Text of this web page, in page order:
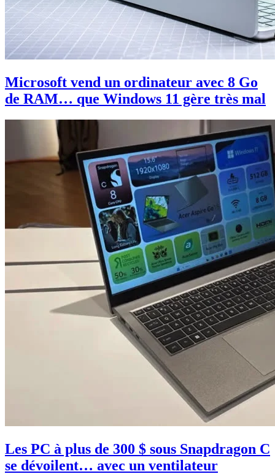
Microsoft vend un ordinateur avec 8 Go
de RAM… que Windows 11 gère très mal
Les PC à plus de 300 $ sous Snapdragon C
se dévoilent… avec un ventilateur